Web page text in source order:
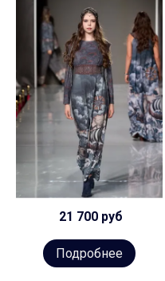
21 700 руб
Подробнее